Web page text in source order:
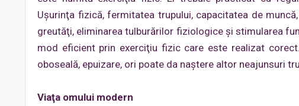
Uşurinţa fizică, fermitatea trupului, capacitatea de
greutăţi, eliminarea tulburărilor fiziologice şi stimularea
mod eficient prin exerciţiu fizic care este realizat
oboseală, epuizare, ori poate da naştere altor neajunsuri
Viaţa omului modern